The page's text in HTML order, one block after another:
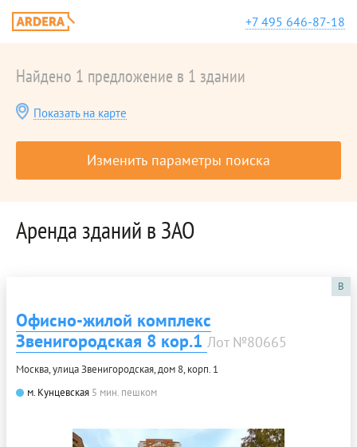
+7 495 646-87-18
Найдено 1 предложение в 1 здании
Показать на карте
Изменить параметры поиска
Аренда зданий в ЗАО
B
Офисно-жилой комплекс
Звенигородская 8 кор.1 Лот №80665
Москва, улица Звенигородская, дом 8, корп. 1
м. Кунцевская 5 мин. пешком